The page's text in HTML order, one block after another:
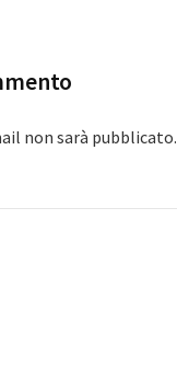
non sarà pubblicato.